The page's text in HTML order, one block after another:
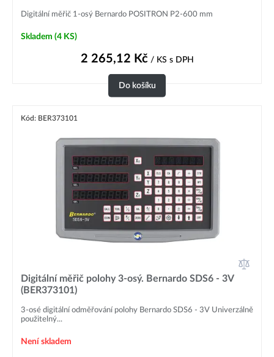
Digitální měřič 1-osý Bernardo POSITRON P2-600 mm
Skladem (4 KS)
2 265,12 Kč/ KS s DPH
Do košíku
Kód: BER373101
Digitální měřič polohy 3-osý. Bernardo SDS6 - 3V
(BER373101)
3-osé digitální odměřování polohy Bernardo SDS6 - 3V Univerzálně
použitelný...
Není skladem